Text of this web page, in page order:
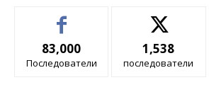
83,000
Последователи
1,538
последователи